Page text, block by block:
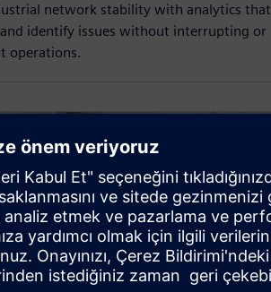
network stability with analytics that
identify issues without interrupting or
operations.